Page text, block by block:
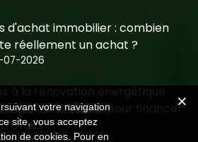
d'achat immobilier : combien
réellement un achat ?
07-2026
à la rénovation énergétique
: quelles solutions pour financer
?
votre navigation
site, vous acceptez
de cookies. Pour en